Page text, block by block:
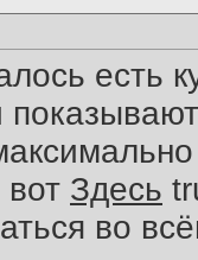
есть
вот Здесь
во